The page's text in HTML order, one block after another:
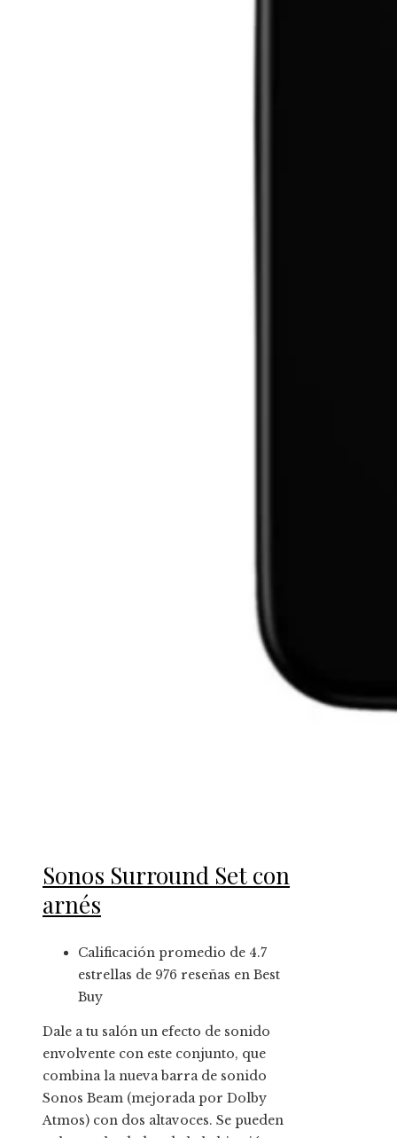
Sonos Surround Set con
arnés
Calificación promedio de 4.7
estrellas de 976 reseñas en Best
Buy
Dale a tu salón un efecto de sonido
envolvente con este conjunto, que
combina la nueva barra de sonido
Sonos Beam (mejorada por Dolby
Atmos) con dos altavoces. Se pueden